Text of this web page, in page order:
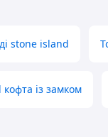
stone island
із замком